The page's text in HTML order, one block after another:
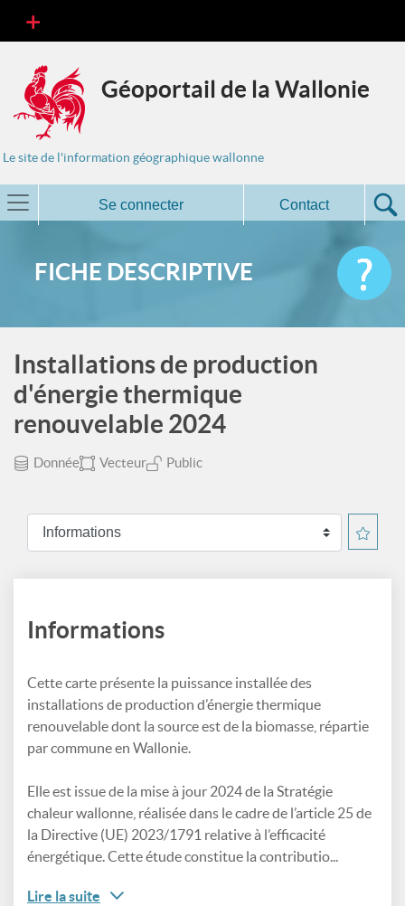
Géoportail de la Wallonie
Le site de l'information géographique wallonne
Se connecter Contact
FICHE DESCRIPTIVE
Installations de production
d'énergie thermique
renouvelable 2024
Donnée Vecteur Public
Informations
Cette carte présente la puissance installée des
installations de production d’énergie thermique
renouvelable dont la source est de la biomasse, répartie
par commune en Wallonie.
Elle est issue de la mise à jour 2024 de la Stratégie
chaleur wallonne, réalisée dans le cadre de l’article 25 de
la Directive (UE) 2023/1791 relative à l’efficacité
énergétique. Cette étude constitue la contributio...
Lire la suite